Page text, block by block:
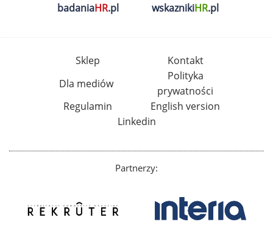
badaniaHR.pl wskaznikiHR.pl
Sklep
Kontakt
Dla mediów
Polityka
prywatności
Regulamin
English version
Linkedin
Partnerzy: